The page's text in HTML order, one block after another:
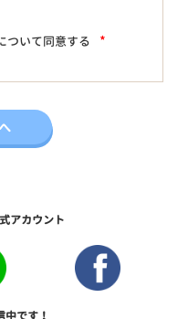
ついて同意する *
アカウント
です！